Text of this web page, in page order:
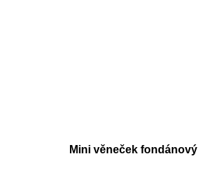
Mini věneček fondánový